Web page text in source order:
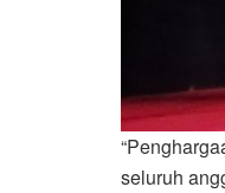
seluruh